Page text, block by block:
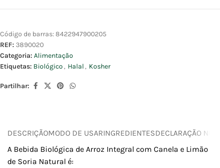
Código de barras:8422947900205
REF: 3890020
Categoria: Alimentação
Etiquetas: Biológico , Halal , Kosher
Partilhar:
DESCRIÇÃOMODO DE USARINGREDIENTESDECLARAÇÃO
A Bebida Biológica de Arroz Integral com Canela e Limão
de Soria Natural é: